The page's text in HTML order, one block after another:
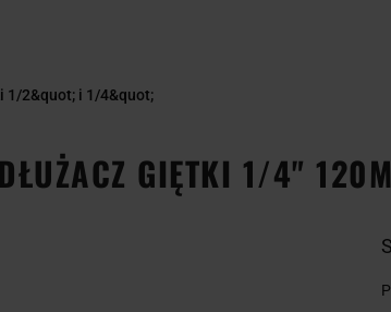
1/2&quot; i 1/4&quot;
GIĘTKI 1/4"